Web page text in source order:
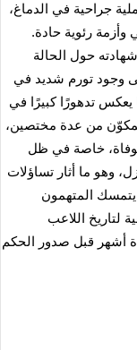
جراحية في الدماغ،
رئوية حادة.
حول الحالة
وجود تورم شديد في
تدهورًا كبيرًا في
من عدة مختصين،
خاصة في ظل
وهو ما أثار تساؤلات
يتمسك المتهمون
لتاريخ اللاعب
أشهر قبل صدور الحكم